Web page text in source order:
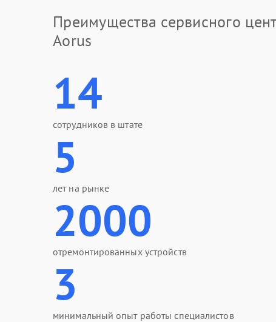
Преимущества сервисного
Aorus
14
сотрудников в штате
5
лет на рынке
2000
отремонтированных устройств
3
минимальный опыт работы специалистов